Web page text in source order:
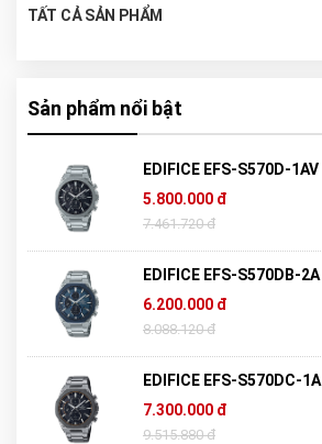
TẤT CẢ SẢN PHẨM
Sản phẩm nổi bật
EDIFICE EFS-S570D-1AV
5.800.000 đ
7.461.720 đ
EDIFICE EFS-S570DB-2A
6.200.000 đ
8.088.120 đ
EDIFICE EFS-S570DC-1A
7.300.000 đ
9.515.880 đ